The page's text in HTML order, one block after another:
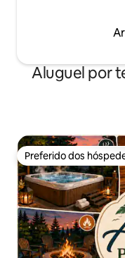
Aluguel por
Preferido dos
Preferido dos